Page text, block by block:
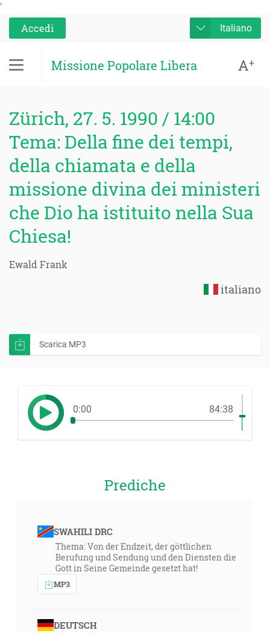
'
Accedi
Italiano
Missione Popolare Libera A+
Zürich, 27. 5. 1990 / 14:00
Tema: Della fine dei tempi,
della chiamata e della
missione divina dei ministeri
che Dio ha istituito nella Sua
Chiesa!
Ewald Frank
italiano
Scarica MP3
0:00 84:38
Prediche
SWAHILI DRC
Thema: Von der Endzeit, der göttlichen
Berufung und Sendung und den Diensten die
Gott in Seine Gemeinde gesetzt hat!
MP3
DEUTSCH